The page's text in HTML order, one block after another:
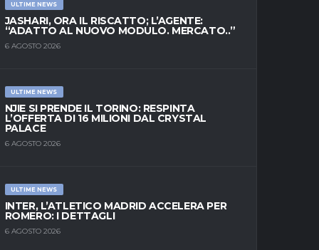
ULTIME NEWS
JASHARI, ORA IL RISCATTO; L’AGENTE:
“ADATTO AL NUOVO MODULO. MERCATO..”
6 AGOSTO 2026
ULTIME NEWS
NJIE SI PRENDE IL TORINO: RESPINTA
L’OFFERTA DI 16 MILIONI DAL CRYSTAL
PALACE
6 AGOSTO 2026
ULTIME NEWS
INTER, L’ATLETICO MADRID ACCELERA PER
ROMERO: I DETTAGLI
6 AGOSTO 2026